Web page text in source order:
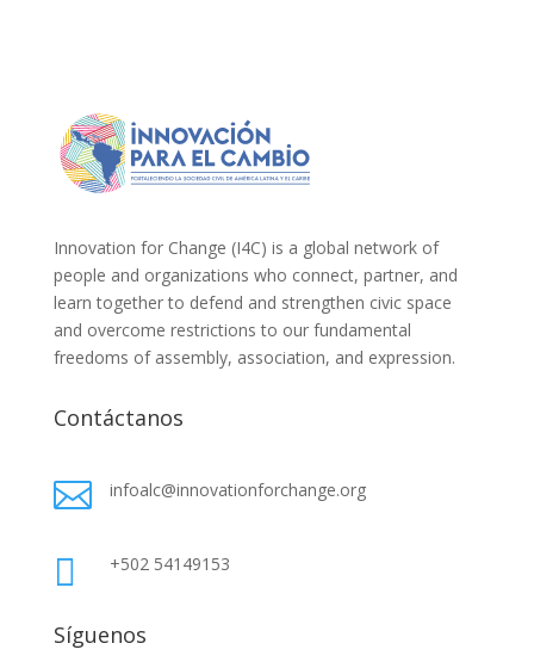
Innovation for Change (I4C) is a global network of
people and organizations who connect, partner, and
learn together to defend and strengthen civic space
and overcome restrictions to our fundamental
freedoms of assembly, association, and expression.
Contáctanos
 infoalc@innovationforchange.org
 +502 54149153
Síguenos